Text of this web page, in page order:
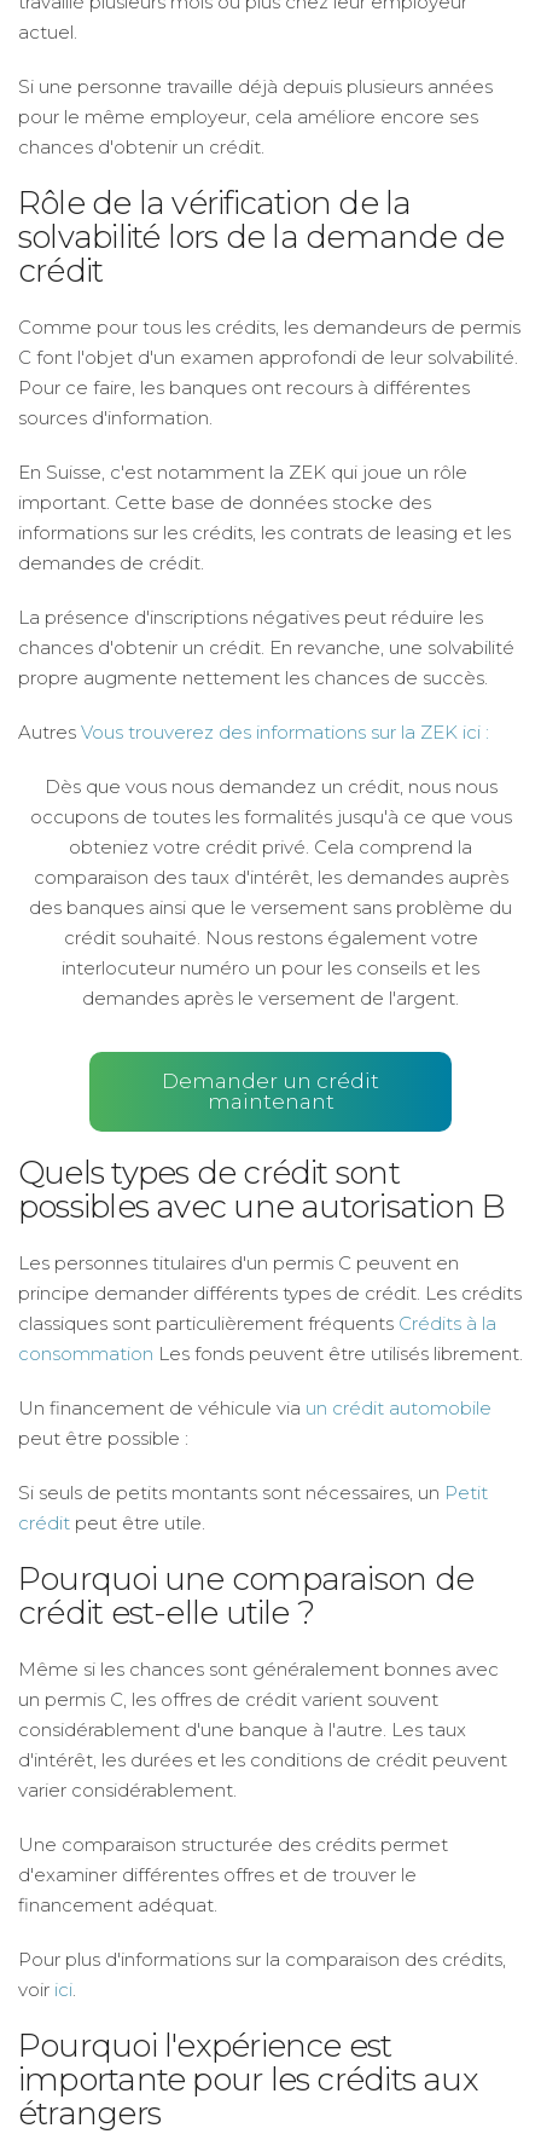
actuel.
Si une personne travaille déjà depuis plusieurs années
pour le même employeur, cela améliore encore ses
chances d'obtenir un crédit.
Rôle de la vérification de la
solvabilité lors de la demande de
crédit
Comme pour tous les crédits, les demandeurs de permis
C font l'objet d'un examen approfondi de leur solvabilité.
Pour ce faire, les banques ont recours à différentes
sources d'information.
En Suisse, c'est notamment la ZEK qui joue un rôle
important. Cette base de données stocke des
informations sur les crédits, les contrats de leasing et les
demandes de crédit.
La présence d'inscriptions négatives peut réduire les
chances d'obtenir un crédit. En revanche, une solvabilité
propre augmente nettement les chances de succès.
Autres Vous trouverez des informations sur la ZEK ici :
Dès que vous nous demandez un crédit, nous nous
occupons de toutes les formalités jusqu'à ce que vous
obteniez votre crédit privé. Cela comprend la
comparaison des taux d'intérêt, les demandes auprès
des banques ainsi que le versement sans problème du
crédit souhaité. Nous restons également votre
interlocuteur numéro un pour les conseils et les
demandes après le versement de l'argent.
Demander un crédit
maintenant
Quels types de crédit sont
possibles avec une autorisation B
Les personnes titulaires d'un permis C peuvent en
principe demander différents types de crédit. Les crédits
classiques sont particulièrement fréquents Crédits à la
consommation Les fonds peuvent être utilisés librement.
Un financement de véhicule via un crédit automobile
peut être possible :
Si seuls de petits montants sont nécessaires, un Petit
crédit peut être utile.
Pourquoi une comparaison de
crédit est-elle utile ?
Même si les chances sont généralement bonnes avec
un permis C, les offres de crédit varient souvent
considérablement d'une banque à l'autre. Les taux
d'intérêt, les durées et les conditions de crédit peuvent
varier considérablement.
Une comparaison structurée des crédits permet
d'examiner différentes offres et de trouver le
financement adéquat.
Pour plus d'informations sur la comparaison des crédits,
voir ici.
Pourquoi l'expérience est
importante pour les crédits aux
étrangers